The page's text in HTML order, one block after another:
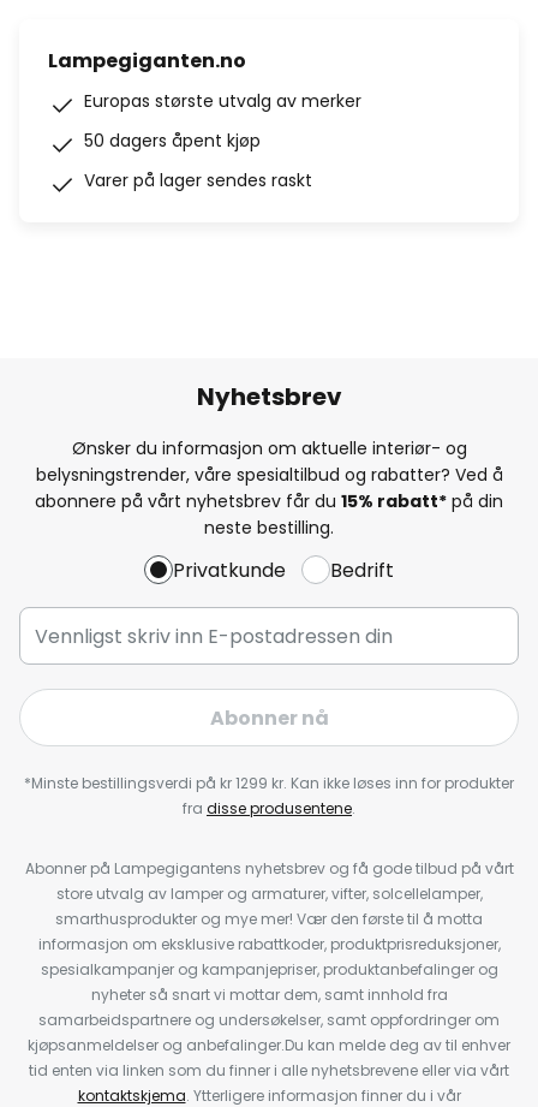
Lampegiganten.no
Europas største utvalg av merker
50 dagers åpent kjøp
Varer på lager sendes raskt
Nyhetsbrev
Ønsker du informasjon om aktuelle interiør- og
belysningstrender, våre spesialtilbud og rabatter? Ved å
abonnere på vårt nyhetsbrev får du 15% rabatt* på din
neste bestilling.
Privatkunde Bedrift
Abonner nå
*Minste bestillingsverdi på kr 1299 kr. Kan ikke løses inn for produkter
fra disse produsentene.
Abonner på Lampegigantens nyhetsbrev og få gode tilbud på vårt
store utvalg av lamper og armaturer, vifter, solcellelamper,
smarthusprodukter og mye mer! Vær den første til å motta
informasjon om eksklusive rabattkoder, produktprisreduksjoner,
spesialkampanjer og kampanjepriser, produktanbefalinger og
nyheter så snart vi mottar dem, samt innhold fra
samarbeidspartnere og undersøkelser, samt oppfordringer om
kjøpsanmeldelser og anbefalinger.Du kan melde deg av til enhver
tid enten via linken som du finner i alle nyhetsbrevene eller via vårt
kontaktskjema. Ytterligere informasjon finner du i vår